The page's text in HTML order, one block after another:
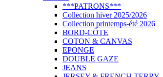
***PATRONS***
Collection hiver 2025/2026
Collection printemps-été 2026
BORD-CÔTE
COTON & CANVAS
EPONGE
DOUBLE GAZE
JEANS